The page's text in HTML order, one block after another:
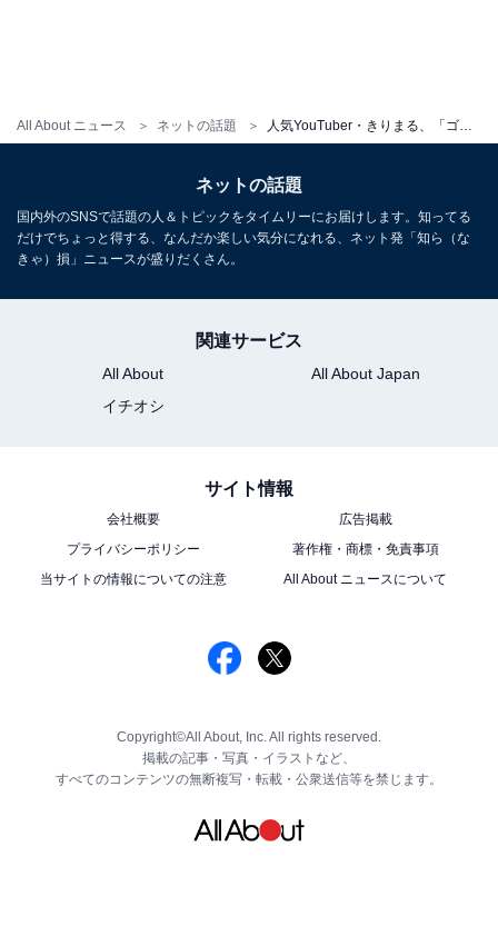
All About ニュース ネットの話題
ネットの話題
国内外のSNSで話題の人＆トピックをタイムリーにお届けします。知ってる
だけでちょっと得する、なんだか楽しい気分になれる、ネット発「知ら（な
きゃ）損」ニュースが盛りだくさん。
関連サービス
All About
All About Japan
イチオシ
サイト情報
会社概要
広告掲載
プライバシーポリシー
著作権・商標・免責事項
当サイトの情報についての注意
All About ニュースについて
Copyright©All About, Inc. All rights reserved.
掲載の記事・写真・イラストなど、
すべてのコンテンツの無断複写・転載・公衆送信等を禁じます。